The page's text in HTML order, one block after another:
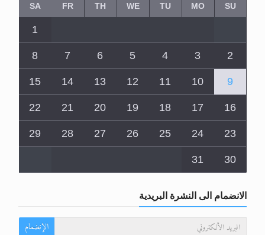
SU
MO
TU
WE
TH
FR
SA
1
2
3
4
5
6
7
8
9
10
11
12
13
14
15
16
17
18
19
20
21
22
23
24
25
26
27
28
29
30
31
الانضمام الى النشرة البريدية
الإنضمام